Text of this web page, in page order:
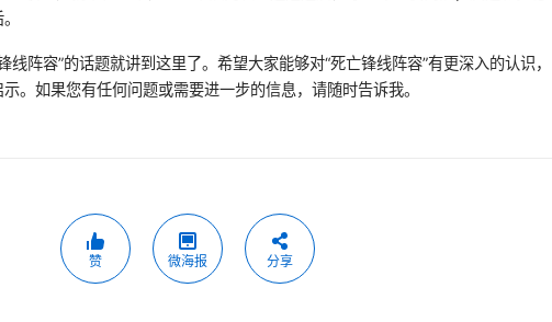
线阵容”的话题就讲到这里了。希望大家能够对“死亡锋线阵容”有更深入的认识，
。如果您有任何问题或需要进一步的信息，请随时告诉我。
赞 微海报 分享